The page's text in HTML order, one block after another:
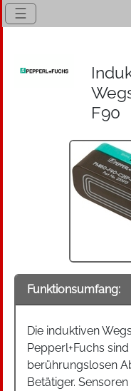
☰
F90
Funktionsumfang:
Die induktiven
Pepperl+Fuchs
berührungslosen
Betätiger.